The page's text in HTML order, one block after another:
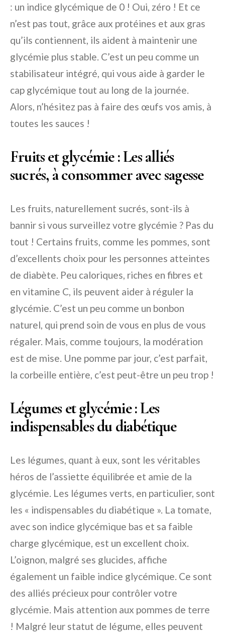
: un indice glycémique de 0 ! Oui, zéro ! Et ce
n’est pas tout, grâce aux protéines et aux gras
qu’ils contiennent, ils aident à maintenir une
glycémie plus stable. C’est un peu comme un
stabilisateur intégré, qui vous aide à garder le
cap glycémique tout au long de la journée.
Alors, n’hésitez pas à faire des œufs vos amis, à
toutes les sauces !
Fruits et glycémie : Les alliés
sucrés, à consommer avec sagesse
Les fruits, naturellement sucrés, sont-ils à
bannir si vous surveillez votre glycémie ? Pas du
tout ! Certains fruits, comme les pommes, sont
d’excellents choix pour les personnes atteintes
de diabète. Peu caloriques, riches en fibres et
en vitamine C, ils peuvent aider à réguler la
glycémie. C’est un peu comme un bonbon
naturel, qui prend soin de vous en plus de vous
régaler. Mais, comme toujours, la modération
est de mise. Une pomme par jour, c’est parfait,
la corbeille entière, c’est peut-être un peu trop !
Légumes et glycémie : Les
indispensables du diabétique
Les légumes, quant à eux, sont les véritables
héros de l’assiette équilibrée et amie de la
glycémie. Les légumes verts, en particulier, sont
les « indispensables du diabétique ». La tomate,
avec son indice glycémique bas et sa faible
charge glycémique, est un excellent choix.
L’oignon, malgré ses glucides, affiche
également un faible indice glycémique. Ce sont
des alliés précieux pour contrôler votre
glycémie. Mais attention aux pommes de terre
! Malgré leur statut de légume, elles peuvent